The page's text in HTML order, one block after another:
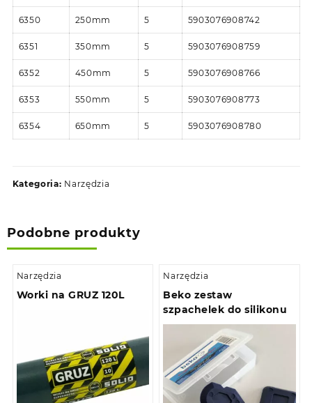
6350 250mm 5 5903076908742
6351 350mm 5 5903076908759
6352 450mm 5 5903076908766
6353 550mm 5 5903076908773
6354 650mm 5 5903076908780
Kategoria: Narzędzia
Podobne produkty
Narzędzia
Worki na GRUZ 120L
Narzędzia
Beko zestaw
szpachelek do silikonu